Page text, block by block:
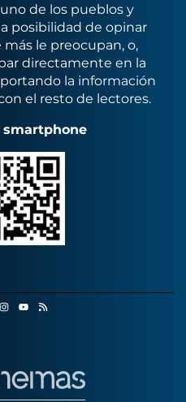
de los pueblos y
posibilidad de opinar
le preocupan, o,
directamente en la
la información
el resto de lectores.
Instagram